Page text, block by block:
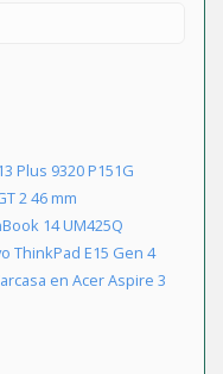
Plus 9320 P151G
2 46 mm
14 UM425Q
ThinkPad E15 Gen 4
en Acer Aspire 3